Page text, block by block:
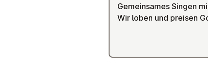
Gemeinsames Singen
Wir loben und preisen